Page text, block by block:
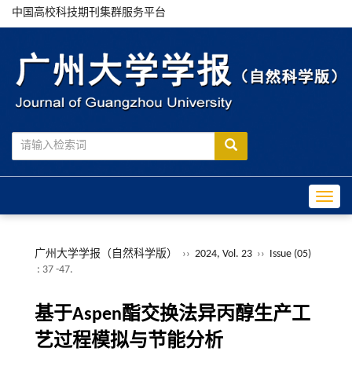
中国高校科技期刊集群服务平台
广州大学学报（自然科学版） ›› 2024, Vol. 23 ››
Issue (05)
: 37 -47.
基于Aspen酯交换法异丙醇生产工
艺过程模拟与节能分析